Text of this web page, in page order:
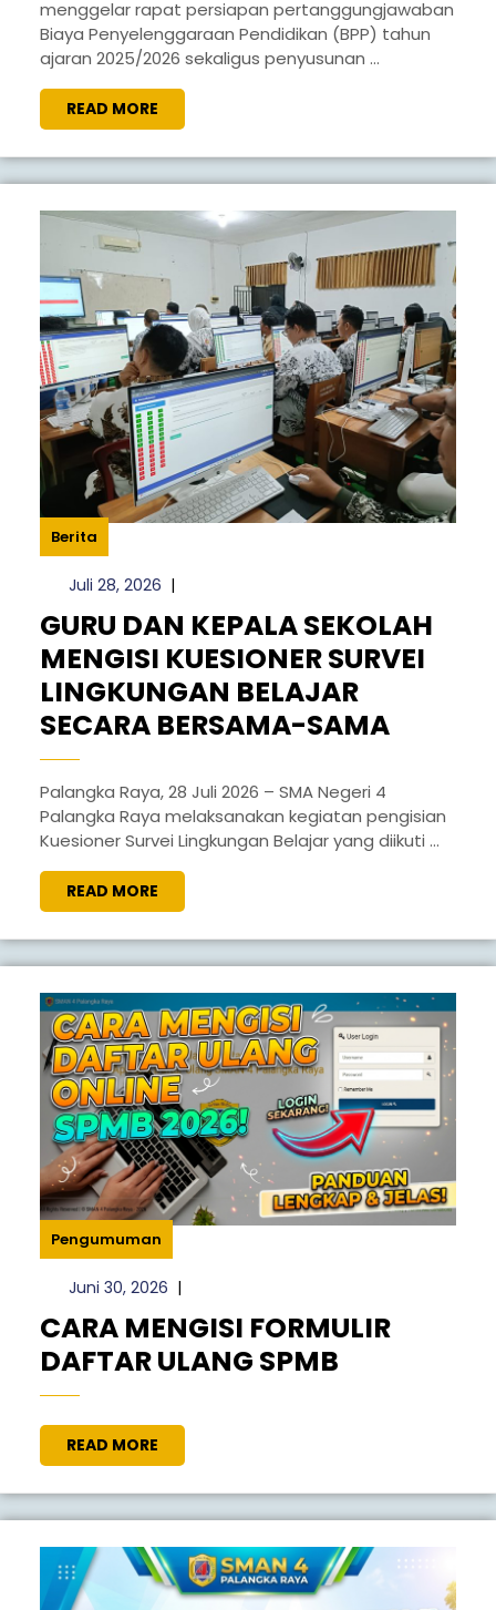
RAYA
GELAR
RAPAT
PERSIAPAN
PERTANGGUNGJAWABAN
DAN
PENYUSUNAN
PROGRAM
BPP
menggelar rapat persiapan pertanggungjawaban
Biaya Penyelenggaraan Pendidikan (BPP) tahun
ajaran 2025/2026 sekaligus penyusunan ...
READ MORE
MORE
Berita
Juli 28, 2026Juli
2026
|
GURU DAN KEPALA SEKOLAH
MENGISI KUESIONER SURVEI
LINGKUNGAN BELAJAR
SECARA BERSAMA-SAMAGURU
SAMA
Palangka Raya, 28 Juli 2026 – SMA Negeri 4
Palangka Raya melaksanakan kegiatan pengisian
Kuesioner Survei Lingkungan Belajar yang diikuti ...
READ MORE
MORE
Pengumuman
Juni 30, 2026Juni
2026
|
CARA MENGISI FORMULIR
DAFTAR ULANG SPMB
ULANG
SPMB
READ MORE
MORE